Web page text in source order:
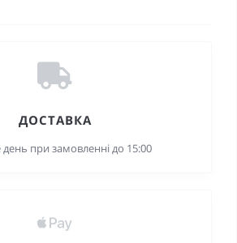
ДОСТАВКА
при замовленні до 15:00